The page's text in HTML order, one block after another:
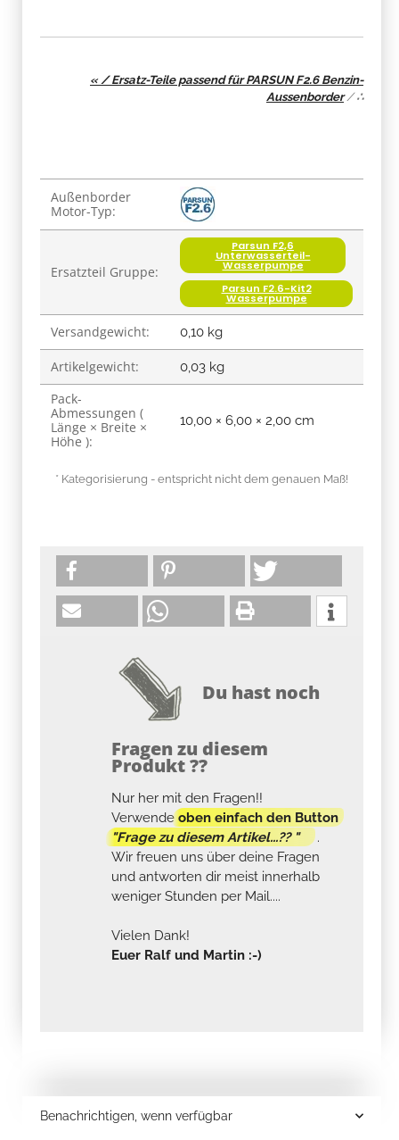
« / Ersatz-Teile passend für PARSUN F2.6 Benzin-
Aussenborder/∴
Produkteigenschaft
Wert
Außenborder
Motor-Typ:
Ersatzteil Gruppe:
Parsun F2,6
Unterwasserteil-
Wasserpumpe
Parsun F2.6-Kit2
Wasserpumpe
Versandgewicht: 0,10 kg
Artikelgewicht: 0,03 kg
Pack-
Abmessungen (
Länge × Breite ×
Höhe ):
10,00 × 6,00 × 2,00 cm
* Kategorisierung - entspricht nicht dem genauen Maß!
Du hast noch
Fragen zu diesem
Produkt ??
Nur her mit den Fragen!!
Verwendeoben einfach den Button
"Frage zu diesem Artikel...?? "
.
Wir freuen uns über deine Fragen
und antworten dir meist innerhalb
weniger Stunden per Mail....
Vielen Dank!
Euer Ralf und Martin :-)
Benachrichtigen, wenn verfügbar